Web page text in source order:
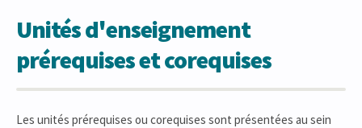
Unités d'enseignement
prérequises et corequises
Les unités prérequises ou corequises sont présentées au sein